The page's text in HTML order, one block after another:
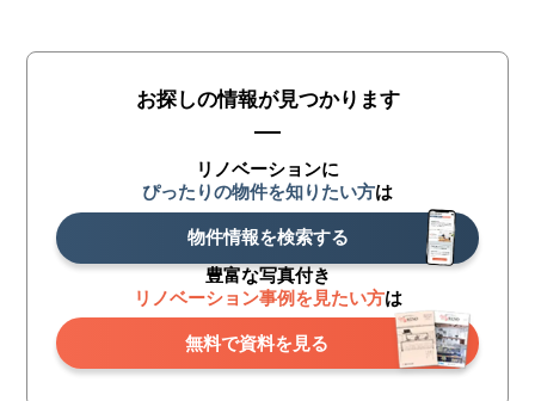
お探しの情報が見つかります
リノベーションに
ぴったりの物件を知りたい方は
物件情報を検索する
豊富な写真付き
リノベーション事例を見たい方は
無料で資料を見る